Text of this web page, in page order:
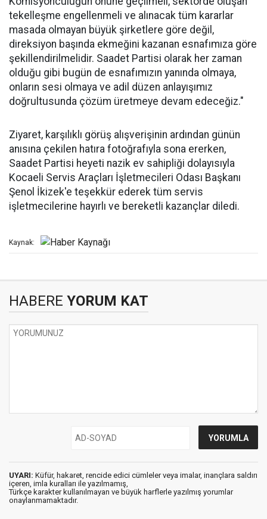
tekelleşme engellenmeli ve alınacak tüm kararlar
masada olmayan büyük şirketlere göre değil,
direksiyon başında ekmeğini kazanan esnafımıza göre
şekillendirilmelidir. Saadet Partisi olarak her zaman
olduğu gibi bugün de esnafımızın yanında olmaya,
onların sesi olmaya ve adil düzen anlayışımız
doğrultusunda çözüm üretmeye devam edeceğiz."
Ziyaret, karşılıklı görüş alışverişinin ardından günün
anısına çekilen hatıra fotoğrafıyla sona ererken,
Saadet Partisi heyeti nazik ev sahipliği dolayısıyla
Kocaeli Servis Araçları İşletmecileri Odası Başkanı
Şenol İkizek'e teşekkür ederek tüm servis
işletmecilerine hayırlı ve bereketli kazançlar diledi.
Kaynak:
HABERE YORUM KAT
UYARI: Küfür, hakaret, rencide edici cümleler veya imalar, inançlara saldırı
içeren, imla kuralları ile yazılmamış,
Türkçe karakter kullanılmayan ve büyük harflerle yazılmış yorumlar
onaylanmamaktadır.